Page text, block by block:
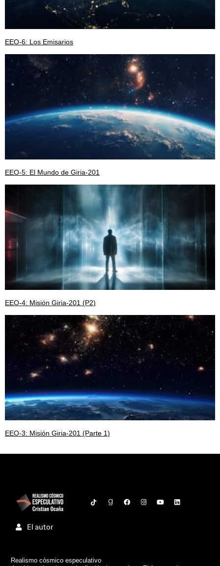
EEO-6: Los Emisarios
EEO-5: El Mundo de Giria-201
EEO-4: Misión Giria-201 (P2)
EEO-3: Misión Giria-201 (Parte 1)
El autor
Realismo cósmico especulativo